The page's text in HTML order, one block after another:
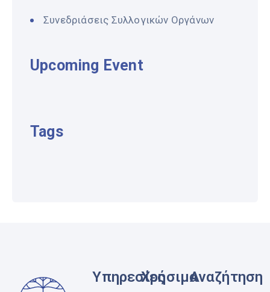
Συνεδριάσεις Συλλογικών Οργάνων
Upcoming Event
Tags
ΥπηρεσίεςΧρήσιμαΑναζήτηση